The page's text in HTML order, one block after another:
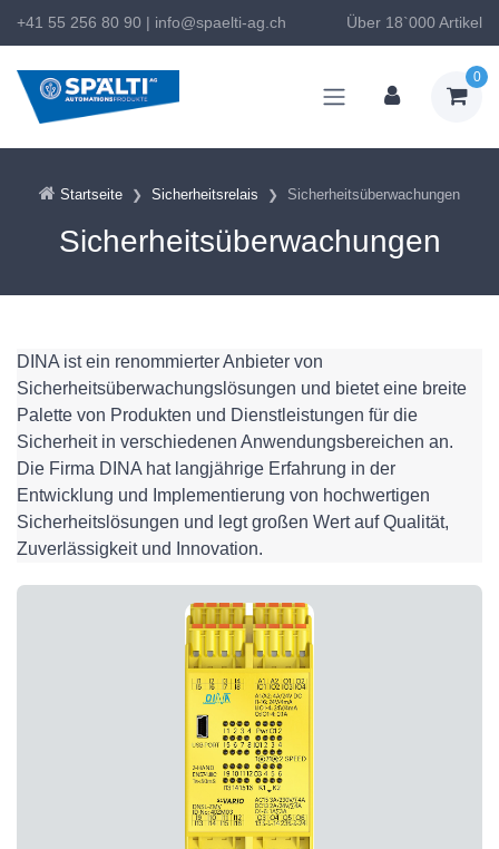
+41 55 256 80 90 | info@spaelti-ag.ch Über 18`000 Artikel
0
Startseite Sicherheitsrelais Sicherheitsüberwachungen
Sicherheitsüberwachungen
DINA ist ein renommierter Anbieter von
Sicherheitsüberwachungslösungen und bietet eine breite
Palette von Produkten und Dienstleistungen für die
Sicherheit in verschiedenen Anwendungsbereichen an.
Die Firma DINA hat langjährige Erfahrung in der
Entwicklung und Implementierung von hochwertigen
Sicherheitslösungen und legt großen Wert auf Qualität,
Zuverlässigkeit und Innovation.